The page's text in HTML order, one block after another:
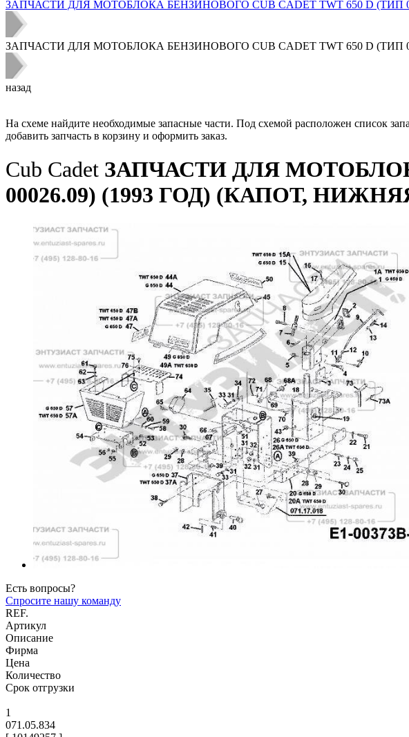
ЗАПЧАСТИ ДЛЯ МОТОБЛОКА БЕНЗИНОВОГО CUB CADET TWT 650 D (ТИП
ЗАПЧАСТИ ДЛЯ МОТОБЛОКА БЕНЗИНОВОГО CUB CADET TWT 650 D (ТИП
назад
На схеме найдите необходимые запасные части. Под схемой расположен список
добавить запчасть в корзину и оформить заказ.
Cub Cadet ЗАПЧАСТИ ДЛЯ
00026.09) (1993 ГОД) (КАПОТ,
Есть вопросы?
Спросите нашу команду
REF.
Артикул
Описание
Фирма
Цена
Количество
Срок отгрузки
1
071.05.834